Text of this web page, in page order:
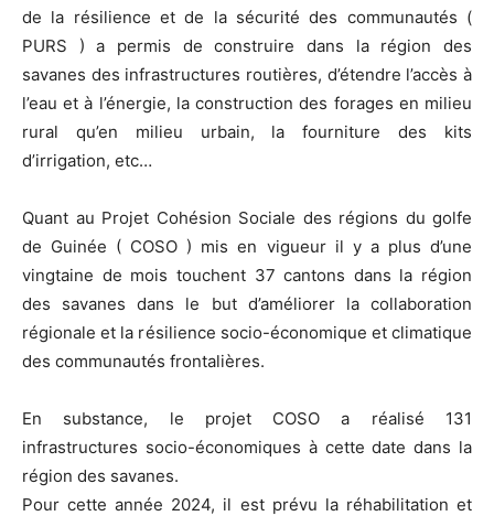
de la résilience et de la sécurité des communautés (
PURS ) a permis de construire dans la région des
savanes des infrastructures routières, d’étendre l’accès à
l’eau et à l’énergie, la construction des forages en milieu
rural qu’en milieu urbain, la fourniture des kits
d’irrigation, etc…
Quant au Projet Cohésion Sociale des régions du golfe
de Guinée ( COSO ) mis en vigueur il y a plus d’une
vingtaine de mois touchent 37 cantons dans la région
des savanes dans le but d’améliorer la collaboration
régionale et la résilience socio-économique et climatique
des communautés frontalières.
En substance, le projet COSO a réalisé 131
infrastructures socio-économiques à cette date dans la
région des savanes.
Pour cette année 2024, il est prévu la réhabilitation et